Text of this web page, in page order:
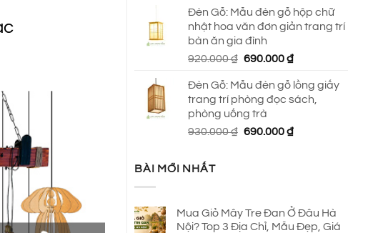
là:
650.000 ₫.
tại
là:
Đèn Gỗ: Mẫu đèn gỗ hộp chữ
nhật hoa văn đơn giản trang trí
bàn ăn gia đình
920.000₫ Giá
là:
920.000 ₫.
690.000₫Giá
tại
là:
Đèn Gỗ: Mẫu đèn gỗ lồng giấy
trang trí phòng đọc sách,
phòng uống trà
930.000₫ Giá
690.000₫Giá
BÀI MỚI NHẤT
Mua Giỏ Mây Tre Đan Ở Đâu Hà
Nội? Top 3 Địa Chỉ, Mẫu Đẹp, Giá